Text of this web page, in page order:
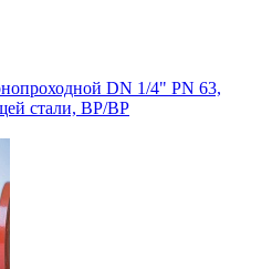
DN 1/4" PN 63,
стали, ВР/ВР